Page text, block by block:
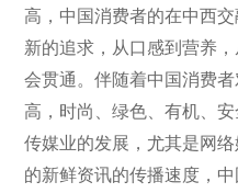
高，中国消费者的在中西
新的追求，从口感到营养
会贯通。伴随着中国消费
高，时尚、绿色、有机、
传媒业的发展，尤其是网
的新鲜资讯的传播速度，